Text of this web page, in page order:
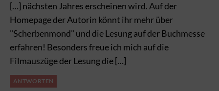
[…] nächsten Jahres erscheinen wird. Auf der
Homepage der Autorin könnt ihr mehr über
"Scherbenmond" und die Lesung auf der Buchmesse
erfahren! Besonders freue ich mich auf die
Filmauszüge der Lesung die […]
ANTWORTEN